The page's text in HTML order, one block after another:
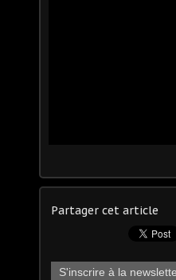
Partager cet article
S'inscrire à la